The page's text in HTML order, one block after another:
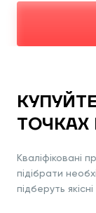
Кваліфіковані
підібрати
підберуть